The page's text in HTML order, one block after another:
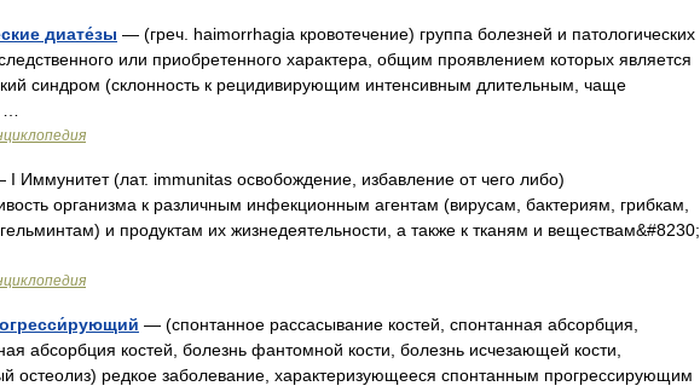
диате́зы — (греч. haimorrhagia кровотечение) группа болезней и патологических
или приобретенного характера, общим проявлением которых является
синдром (склонность к рецидивирующим интенсивным длительным, чаще
I Иммунитет (лат. immunitas освобождение, избавление от чего либо)
организма к различным инфекционным агентам (вирусам, бактериям, грибкам,
и продуктам их жизнедеятельности, а также к тканям и веществам&#8230;
— (спонтанное рассасывание костей, спонтанная абсорбция,
абсорбция костей, болезнь фантомной кости, болезнь исчезающей кости,
остеолиз) редкое заболевание, характеризующееся спонтанным прогрессирующим